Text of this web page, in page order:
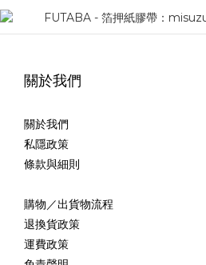
關於我們
關於我們
私隱政策
條款與細則
購物／出貨物流程
退換貨政策
運費政策